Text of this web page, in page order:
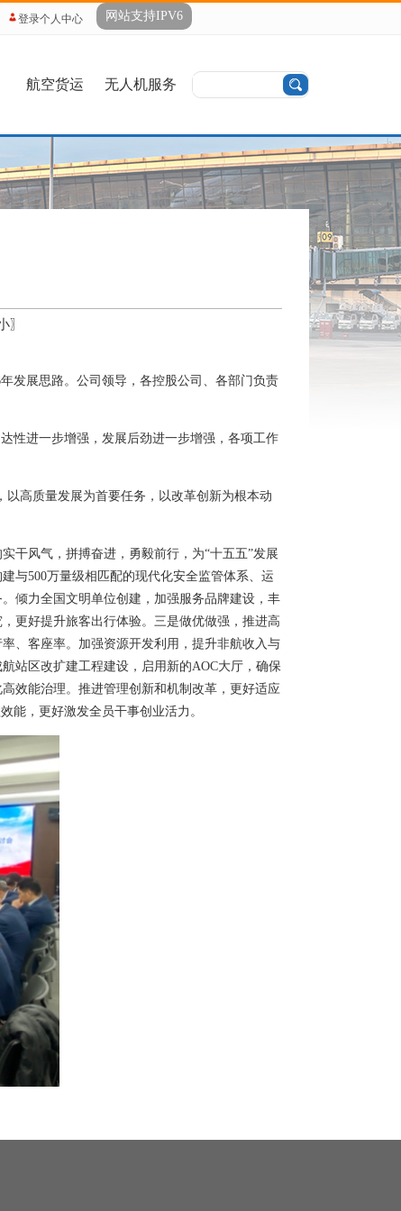
登录个人中心 网站支持IPV6
航空货运 无人机服务
〗
发展思路。公司领导，各控股公司、各部门负责
性进一步增强，发展后劲进一步增强，各项工作
高质量发展为首要任务，以改革创新为根本动
干风气，拼搏奋进，勇毅前行，为“十五五”发展
与500万量级相匹配的现代化安全监管体系、运
倾力全国文明单位创建，加强服务品牌建设，丰
更好提升旅客出行体验。三是做优做强，推进高
、客座率。加强资源开发利用，提升非航收入与
站区改扩建工程建设，启用新的AOC大厅，确保
效能治理。推进管理创新和机制改革，更好适应
能，更好激发全员干事创业活力。